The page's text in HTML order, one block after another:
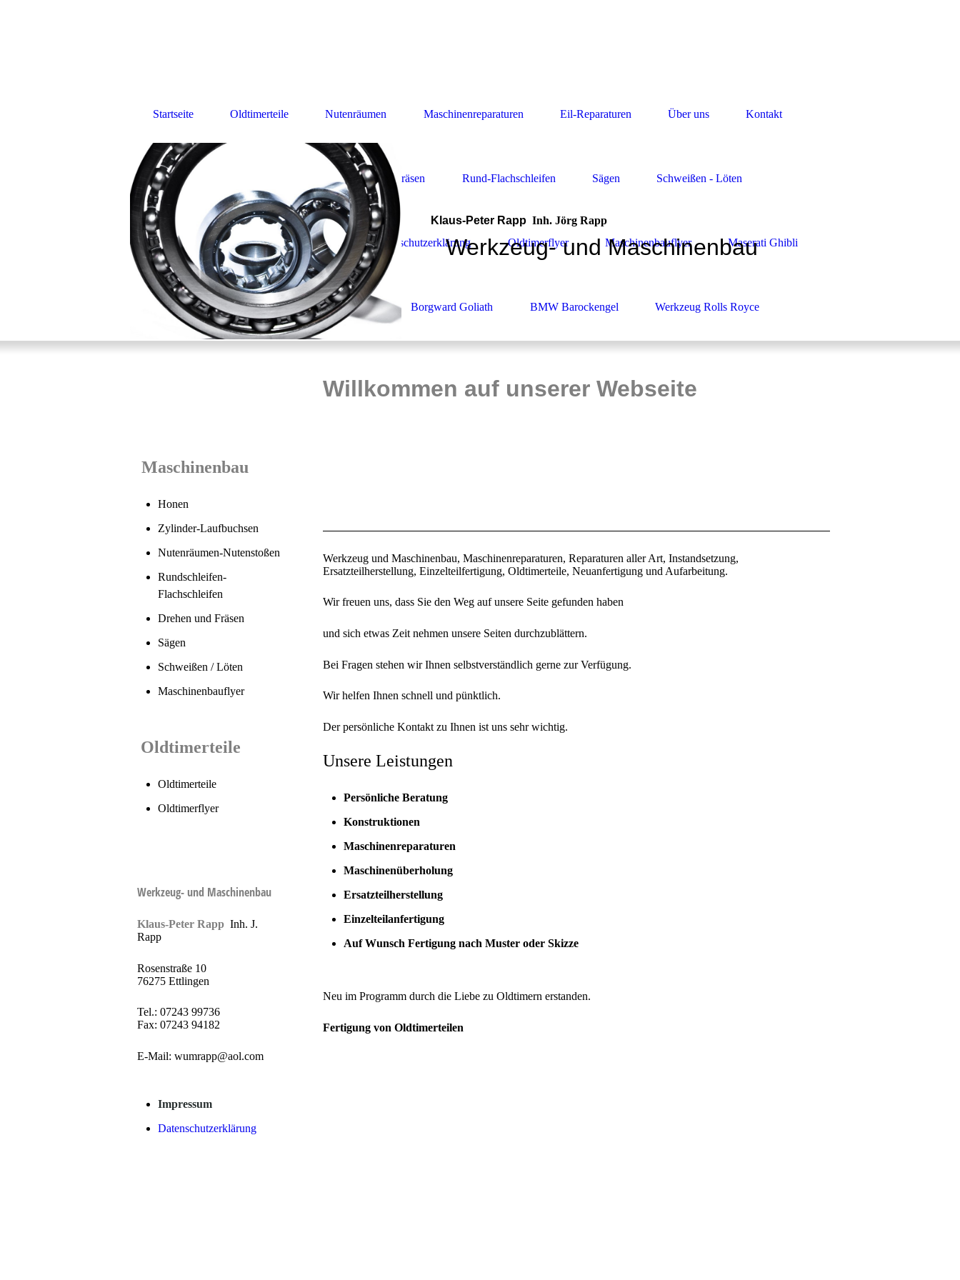
Startseite Oldtimerteile Nutenräumen Maschinenreparaturen Eil-Reparaturen Über uns Kontakt
Innensechskant stoßen Drehen-Fräsen Rund-Flachschleifen Sägen Schweißen - Löten
Maschinenbau-Bilder Impressum Datenschutzerklärung Oldtimerflyer Maschinenbauflyer Maserati Ghibli
Alfa Rome Kurbelwelle Opel Laubfrosch Borgward Goliath BMW Barockengel Werkzeug Rolls Royce
Walzen
Klaus-Peter RappInh. Jörg Rapp
Werkzeug- und Maschinenbau
Maschinenbau
Honen
Zylinder-Laufbuchsen
Nutenräumen-Nutenstoßen
Rundschleifen-
Flachschleifen
Drehen und Fräsen
Sägen
Schweißen / Löten
Maschinenbauflyer
Oldtimerteile
Oldtimerteile
Oldtimerflyer
Werkzeug- und Maschinenbau
Klaus-Peter Rapp Inh. J.
Rapp
Rosenstraße 10
76275 Ettlingen
Tel.: 07243 99736
Fax: 07243 94182
E-Mail: wumrapp@aol.com
Impressum
Datenschutzerklärung
Willkommen auf unserer Webseite
Werkzeug und Maschinenbau, Maschinenreparaturen, Reparaturen aller Art, Instandsetzung,
Ersatzteilherstellung, Einzelteilfertigung, Oldtimerteile, Neuanfertigung und Aufarbeitung.
Wir freuen uns, dass Sie den Weg auf unsere Seite gefunden haben
und sich etwas Zeit nehmen unsere Seiten durchzublättern.
Bei Fragen stehen wir Ihnen selbstverständlich gerne zur Verfügung.
Wir helfen Ihnen schnell und pünktlich.
Der persönliche Kontakt zu Ihnen ist uns sehr wichtig.
Unsere Leistungen
Persönliche Beratung
Konstruktionen
Maschinenreparaturen
Maschinenüberholung
Ersatzteilherstellung
Einzelteilanfertigung
Auf Wunsch Fertigung nach Muster oder Skizze
Neu im Programm durch die Liebe zu Oldtimern erstanden.
Fertigung von Oldtimerteilen